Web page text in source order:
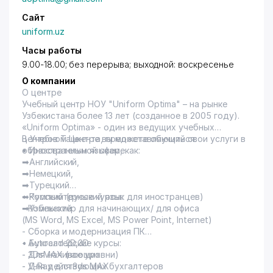
самосвалы и другие виды техники.
Компания «PROMZONA.UZ» за время своего
достигла высоких результатов, и, имея четкое
видение своего дальнейшего развития,
неукоснительно придерживается выбранного
курса.
Сайт
uniform.uz
Часы работы
9.00-18.00; без перерыва; выходной: воскресенье
О компании
О центре
Учебный центр НОУ "Uniform Optima" – на рынке
Узбекистана более 13 лет (созданное в 2005 году).
«Uniform Optima» - один из ведущих учебных
центров Ташкента, предоставляющий свои услуги в
образовательной сфере.
В Учебном Центре вы можете обучиться:
• Иностранным языкам, как:
➡Английский,
➡Немецкий,
➡Турецкий
➡Русский (русский язык для иностранцев)
➡Узбекский
• Компьютерные курсы:
- Компьютер для начинающих/ для офиса
(MS Word, MS Excel, MS Power Point, Internet)
- Сборка и модернизация ПК
- Autocad 2D,3D
- 3DsMAX (все уровни)
- V-Ray для 3ds MAX
• Бухгалтерские курсы:
- Для начинающих
- Для действующих бухгалтеров